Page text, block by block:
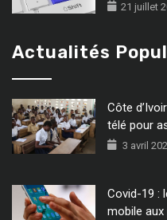
21 juillet
Actualités
Côte
télé pour
3 avril
Covid-19 :
mobile